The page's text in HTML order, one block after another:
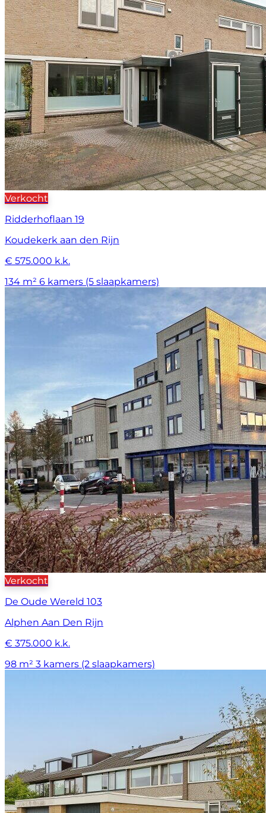
Verkocht
Ridderhoflaan 19
Koudekerk aan den Rijn
€ 575.000 k.k.
134 m² 6 kamers (5 slaapkamers)
Verkocht
De Oude Wereld 103
Alphen Aan Den Rijn
€ 375.000 k.k.
98 m² 3 kamers (2 slaapkamers)